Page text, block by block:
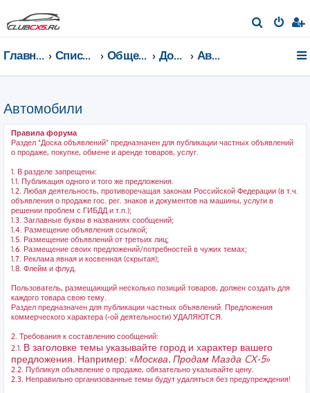
о
Главная страница Список форумов Общение на любые темы Доска объявлений Автомобили
Автомобили
Правила форума
Раздел "Доска объявлений" предназначен для публикации частных объявлений
о продаже, покупке, обмене и аренде товаров, услуг.
1. В разделе запрещены:
1.1. Публикация одного и того же предложения.
1.2. Любая деятельность, противоречащая законам Российской Федерации (в т.ч.
объявления о продаже гос. рег. знаков и документов на машины, услуги в
решении проблем с ГИБДД и т.п.);
1.3. Заглавные буквы в названиях сообщений;
1.4. Размещение объявления ссылкой;
1.5. Размещение объявлений от третьих лиц;
1.6. Размещение своих предложений/потребностей в чужих темах;
1.7. Реклама явная и косвенная (скрытая);
1.8. Флейм и флуд.
Пользователь, размещающий несколько позиций товаров, должен создать для
каждого товара свою тему.
Раздел предназначен для публикации частных объявлений. Предложения
коммерческого характера (-ой деятельности) УДАЛЯЮТСЯ.
2. Требования к составлению сообщений:
2.1. В заголовке темы указывайте город и характер вашего
предложения. Например: «Москва. Продам Мазда CX-5»
2.2. Публикуя объявление о продаже, обязательно указывайте цену.
2.3. Неправильно организованные темы будут удаляться без предупреждения!